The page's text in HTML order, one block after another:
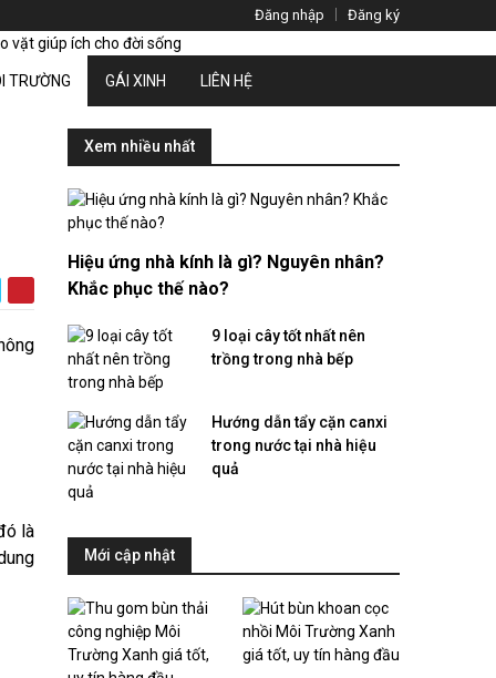
Đăng nhập Đăng ký
TRƯỜNG GÁI XINH LIÊN HỆ
là
Xem nhiều nhất
Hiệu ứng nhà kính là gì? Nguyên nhân?
Khắc phục thế nào?
9 loại cây tốt nhất nên
trồng trong nhà bếp
Hướng dẫn tẩy cặn canxi
trong nước tại nhà hiệu
quả
Mới cập nhật